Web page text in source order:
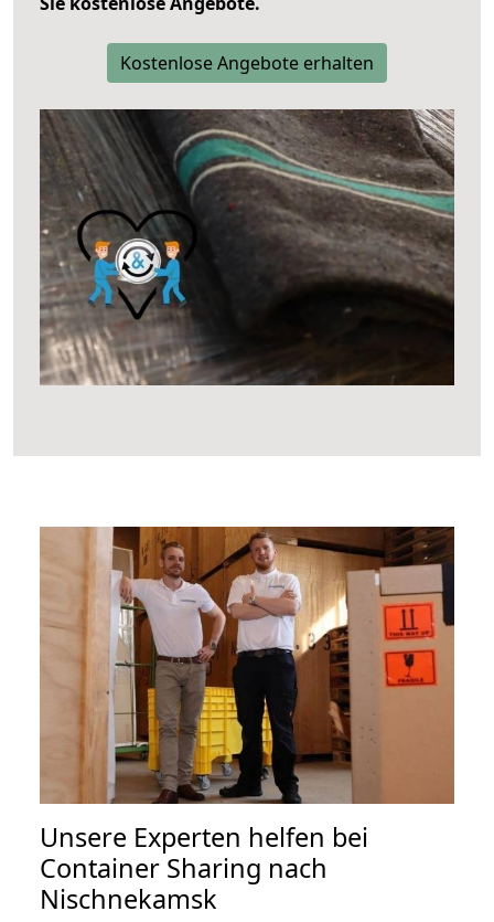
Kostenlose Angebote erhalten
Unsere Experten helfen bei
Container Sharing nach
Nischnekamsk